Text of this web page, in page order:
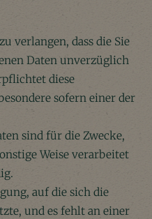
verlangen, dass die Sie
Daten unverzüglich
diese
sofern einer der
sind für die Zwecke,
Weise verarbeitet
auf die sich die
und es fehlt an einer